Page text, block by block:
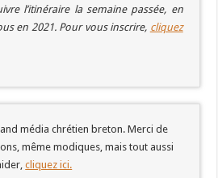
l’itinéraire la semaine passée, en
en 2021. Pour vous inscrire, cliquez
média chrétien breton. Merci de
même modiques, mais tout aussi
cliquez ici.